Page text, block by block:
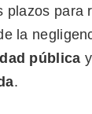
plazos para
la
pública
.